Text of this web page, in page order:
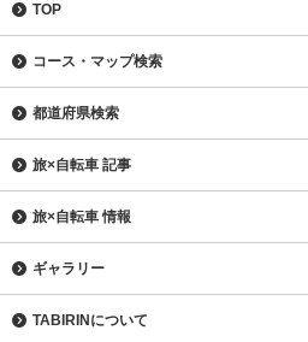
TOP
コース・マップ検索
都道府県検索
旅×自転車 記事
旅×自転車 情報
ギャラリー
TABIRINについて